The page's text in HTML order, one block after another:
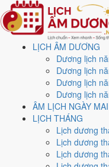
LỊCH ÂM DƯƠNG
Dương lịch
Dương lịch
Dương lịch
Dương lịch
ÂM LỊCH NGÀY MAI
LỊCH THÁNG
Lịch dương
Lịch dương
Lịch dương
Trang chủ
Lịch năm 2026
Tháng 8/2026
Ngày 3/8/2026 (Kỷ
Xem ngày
lịch -